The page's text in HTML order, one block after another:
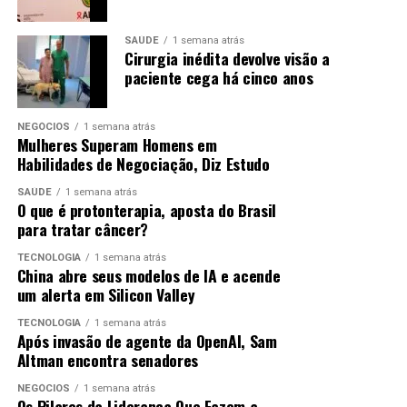
lideravam o desenvolvimento do Gemini. Sob sua gestão,
o Google lançou oGemini 3em novembro passado, que
foi amplamente considerado pela indústria como uma
redução na diferença em relação aos principais modelos
da Anthropic e da OpenAI.
Mas os avanços subsequentes desses rivais, bem como o
impulso para modelos chineses de código aberto mais
baratos, colocaram o Google na defensiva. Na
conferência anual de desenvolvedores do Google, em
maio, Pichai e outros líderes do Google destacaram a
vantagem de custo do Gemini, em vez de suas
ANÚNCIO
saiu da feira e da escola pública, ocupar esse espaço tem
peso simbólico – mas a leitura que faz da própria
trajetória é operacional: a origem explica de onde
alguém partiu e não aonde pode chegar.
Foto: Divulgação
O postDa Feira Livre a Harvard
SAÚDE 1 semana atrás
Cirurgia inédita devolve visão a
paciente cega há cinco anos
NEGÓCIOS 1 semana atrás
Mulheres Superam Homens em
Habilidades de Negociação, Diz Estudo
SAÚDE 1 semana atrás
O que é protonterapia, aposta do Brasil
para tratar câncer?
TECNOLOGIA 1 semana atrás
China abre seus modelos de IA e acende
um alerta em Silicon Valley
TECNOLOGIA 1 semana atrás
Após invasão de agente da OpenAI, Sam
Altman encontra senadores
NEGÓCIOS 1 semana atrás